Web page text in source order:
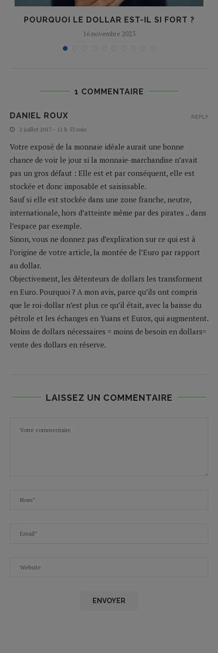
POURQUOI LE DOLLAR EST-IL SI FORT ?
16 novembre 2023
1 COMMENTAIRE
DANIEL ROUX
2 juillet 2017 - 11 h 53 min
Votre exposé de la monnaie idéale aurait une bonne
chance de voir le jour si la monnaie-marchandise n’avait
pas un gros défaut : Elle est et par conséquent, elle est
stockée et donc imposable et saisissable.
Sauf si elle est stockée dans une zone franche, neutre,
internationale, hors d’atteinte même par des pirates .. dans
l’espace par exemple.
Sinon, vous ne donnez pas d’explication sur ce qui est à
l’origine de votre article, la montée de l’Euro par rapport
au dollar.
Objectivement, les détenteurs de dollars les transforment
en Euro. Pourquoi ? A mon avis, parce qu’ils ont compris
que le roi-dollar n’est plus ce qu’il était, avec la baisse du
pétrole et les échanges en Yuans et Euros, qui augmentent.
Moins de dollars nécessaires = moins de besoin en dollars=
vente des dollars en réserve.
REPLY
LAISSEZ UN COMMENTAIRE